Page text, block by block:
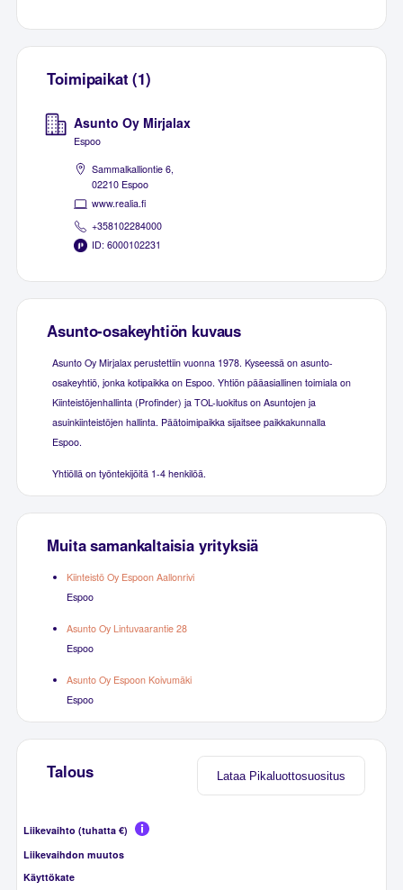
Toimipaikat (1)
Asunto Oy Mirjalax
Espoo
Sammalkalliontie 6,
02210 Espoo
www.realia.fi
+358102284000
ID: 6000102231
Asunto-osakeyhtiön kuvaus
Asunto Oy Mirjalax perustettiin vuonna 1978. Kyseessä on asunto-
osakeyhtiö, jonka kotipaikka on Espoo. Yhtiön pääasiallinen toimiala on
Kiinteistöjenhallinta (Profinder) ja TOL-luokitus on Asuntojen ja
asuinkiinteistöjen hallinta. Päätoimipaikka sijaitsee paikkakunnalla
Espoo.
Yhtiöllä on työntekijöitä 1-4 henkilöä.
Muita samankaltaisia yrityksiä
Kiinteistö Oy Espoon Aallonrivi
Espoo
Asunto Oy Lintuvaarantie 28
Espoo
Asunto Oy Espoon Koivumäki
Espoo
Lataa Pikaluottosuositus
Talous
Liikevaihto (tuhatta €)
Liikevaihdon muutos
Käyttökate